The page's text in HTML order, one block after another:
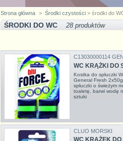
Strona główna > Środki czystości > środki do
ŚRODKI DO WC 28 produktów
C13030000114
WC KRĄŻKI DO
Kostka do spłuczki
General Fresh
spłuczki o świeżym
toaletę, barwi wodę
sztuki
CLUO MORSKI